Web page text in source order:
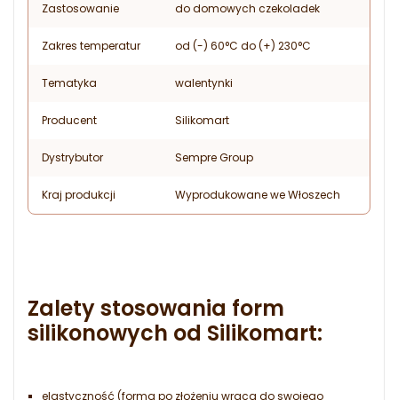
Zastosowanie do domowych czekoladek
Zakres temperatur od (-) 60°C do (+) 230°C
Tematyka walentynki
Producent Silikomart
Dystrybutor Sempre Group
Kraj produkcji Wyprodukowane we Włoszech
Zalety stosowania form
silikonowych od Silikomart:
elastyczność (forma po złożeniu wraca do swojego